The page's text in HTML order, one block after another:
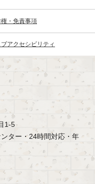
・免責事項
ブアクセシビリティ
1-5
ター・24時間対応・年